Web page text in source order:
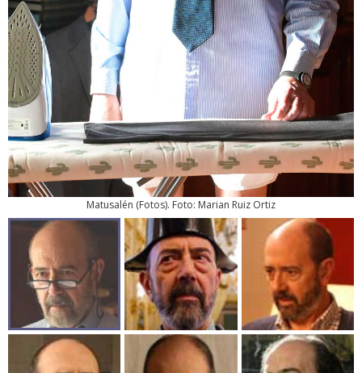
Matusalén (Fotos). Foto: Marian Ruiz Ortiz